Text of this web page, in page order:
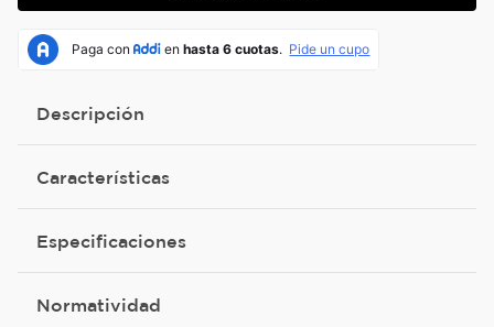
Descripción
Características
Especificaciones
Normatividad